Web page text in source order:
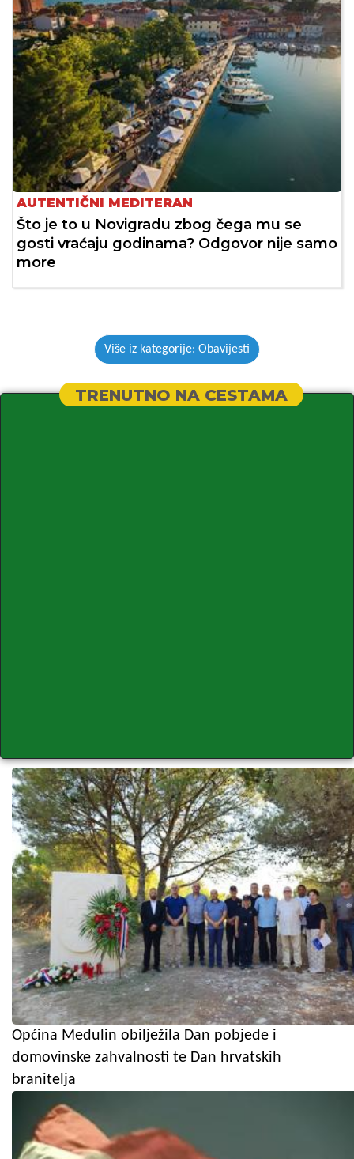
AUTENTIČNI MEDITERAN
Što je to u Novigradu zbog čega mu se
gosti vraćaju godinama? Odgovor nije samo
more
Više iz kategorije: Obavijesti
TRENUTNO NA CESTAMA
Općina Medulin obilježila Dan pobjede i
domovinske zahvalnosti te Dan hrvatskih
branitelja